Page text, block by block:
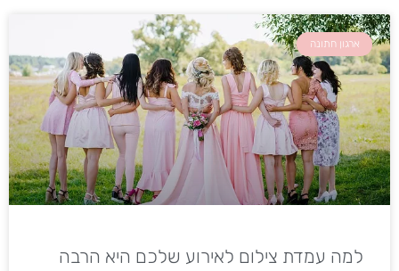
ארגון חתונה
למה עמדת צילום לאירוע שלכם היא הרבה